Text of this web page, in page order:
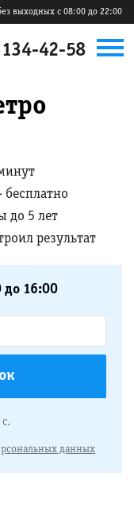
выходных с 08:00 до 22:00
42-58
до 5 лет
результат
до 16:00
с.
данных